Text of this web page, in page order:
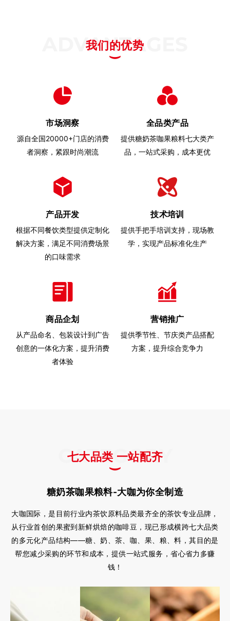
ADVANTAGES
我们的优势
市场洞察
源自全国20000+门店的消费
者洞察，紧跟时尚潮流
全品类产品
提供糖奶茶咖果粮料七大类产
品，一站式采购，成本更优
产品开发
根据不同餐饮类型提供定制化
解决方案，满足不同消费场景
的口味需求
技术培训
提供手把手培训支持，现场教
学，实现产品标准化生产
商品企划
从产品命名、包装设计到广告
创意的一体化方案，提升消费
者体验
营销推广
提供季节性、节庆类产品搭配
方案，提升综合竞争力
CATEGORY
七大品类 一站配齐
糖奶茶咖果粮料-大咖为你全制造
大咖国际，是目前行业内茶饮原料品类最齐全的茶饮专业品牌，
从行业首创的果蜜到新鲜烘焙的咖啡豆，现已形成横跨七大品类
的多元化产品结构——糖、奶、茶、咖、果、粮、料，其目的是
帮您减少采购的环节和成本，提供一站式服务，省心省力多赚
钱！